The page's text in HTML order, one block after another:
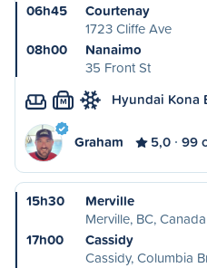
06h45
Courtenay
1723 Cliffe Ave
08h00
Nanaimo
35 Front St
M Hyundai Kona
Graham 5,0 99
15h30
Merville
Merville, BC, Canada
17h00
Cassidy
Cassidy, Columbia